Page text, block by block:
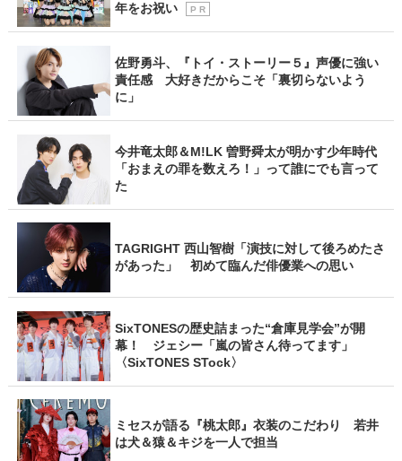
年をお祝い
P R
佐野勇斗、『トイ・ストーリー５』声優に強い
責任感 大好きだからこそ「裏切らないよう
に」
今井竜太郎＆M!LK 曽野舜太が明かす少年時代
「おまえの罪を数えろ！」って誰にでも言って
た
TAGRIGHT 西山智樹「演技に対して後ろめたさ
があった」 初めて臨んだ俳優業への思い
SixTONESの歴史詰まった“倉庫見学会”が開
幕！ ジェシー「嵐の皆さん待ってます」
〈SixTONES STock〉
ミセスが語る『桃太郎』衣装のこだわり 若井
は犬＆猿＆キジを一人で担当